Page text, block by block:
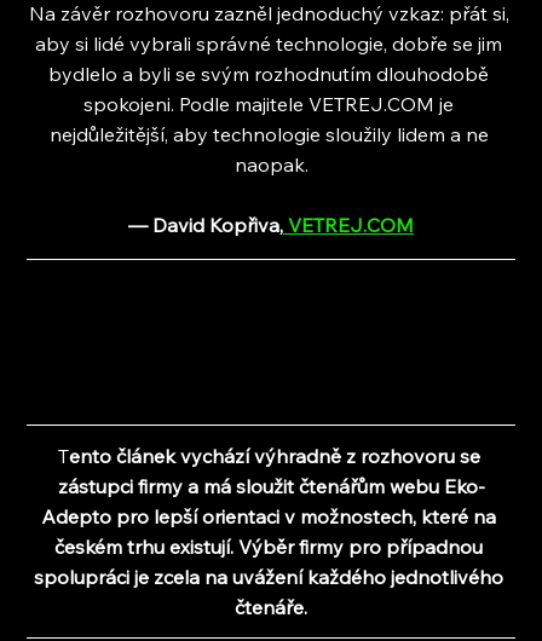
Na závěr rozhovoru zazněl jednoduchý vzkaz: přát si,
aby si lidé vybrali správné technologie, dobře se jim
bydlelo a byli se svým rozhodnutím dlouhodobě
spokojeni. Podle majitele VETREJ.COM je
nejdůležitější, aby technologie sloužily lidem a ne
naopak.
— David Kopřiva, VETREJ.COM
Tento článek vychází výhradně z rozhovoru se
zástupci firmy a má sloužit čtenářům webu Eko-
Adepto pro lepší orientaci v možnostech, které na
českém trhu existují. Výběr firmy pro případnou
spolupráci je zcela na uvážení každého jednotlivého
čtenáře.